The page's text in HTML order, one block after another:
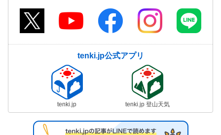
tenki.jp公式アプリ
tenki.jp tenki.jp 登山天気